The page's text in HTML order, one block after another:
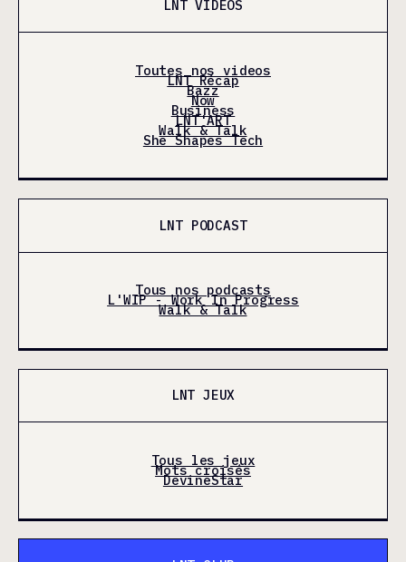
LNT VIDÉOS
Toutes nos videos
LNT Récap
Bazz
Now
Business
LNT'ART
Walk & Talk
She Shapes Tech
LNT PODCAST
Tous nos podcasts
L'WIP - Work In Progress
Walk & Talk
LNT JEUX
Tous les jeux
Mots croisés
DevineStar